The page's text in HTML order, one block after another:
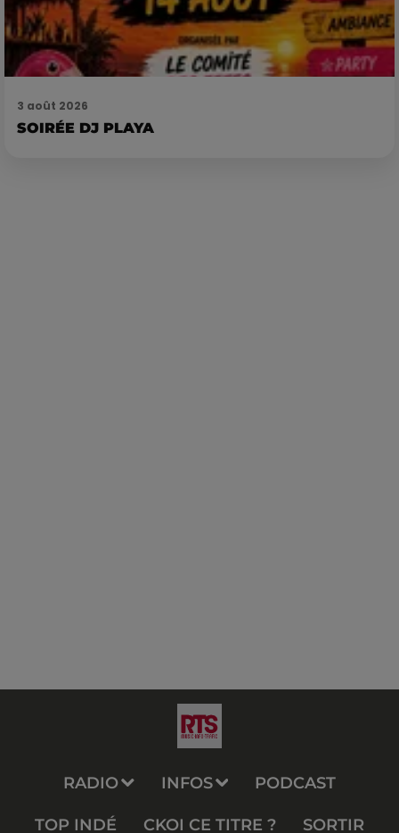
3 août 2026
SOIRÉE DJ PLAYA
RADIO INFOS PODCAST
TOP INDÉ CKOI CE TITRE ? SORTIR